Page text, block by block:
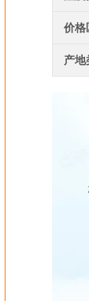
价格
产地